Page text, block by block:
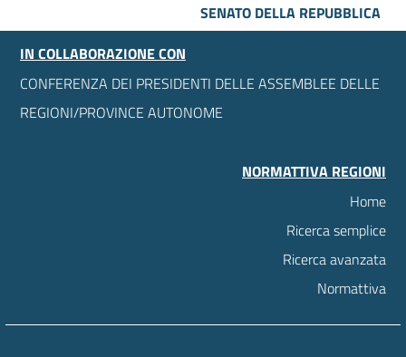
SENATO DELLA REPUBBLICA
IN COLLABORAZIONE CON
CONFERENZA DEI PRESIDENTI DELLE ASSEMBLEE DELLE
REGIONI/PROVINCE AUTONOME
NORMATTIVA REGIONI
Home
Ricerca semplice
Ricerca avanzata
Normattiva